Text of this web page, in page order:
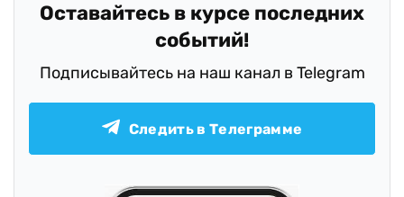
Оставайтесь в курсе последних
событий!
Подписывайтесь на наш канал в Telegram
Следить в Телеграмме